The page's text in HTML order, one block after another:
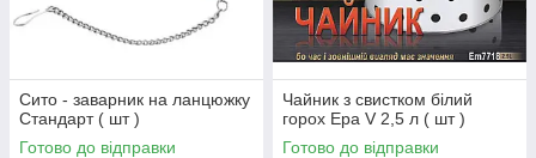
Сито - заварник на ланцюжку
Стандарт ( шт )
Готово до відправки
Чайник з свистком білий
горох Ера V 2,5 л ( шт )
Готово до відправки